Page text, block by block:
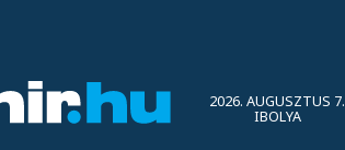
2026. AUGUSZTUS 7.
IBOLYA